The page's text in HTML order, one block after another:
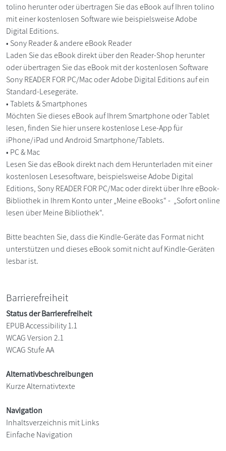
tolino herunter oder übertragen Sie das eBook auf Ihren tolino
mit einer kostenlosen Software wie beispielsweise Adobe
Digital Editions.
• Sony Reader & andere eBook Reader
Laden Sie das eBook direkt über den Reader-Shop herunter
oder übertragen Sie das eBook mit der kostenlosen Software
Sony READER FOR PC/Mac oder Adobe Digital Editions auf ein
Standard-Lesegeräte.
• Tablets & Smartphones
Möchten Sie dieses eBook auf Ihrem Smartphone oder Tablet
lesen, finden Sie hier unsere kostenlose Lese-App für
iPhone/iPad und Android Smartphone/Tablets.
• PC & Mac
Lesen Sie das eBook direkt nach dem Herunterladen mit einer
kostenlosen Lesesoftware, beispielsweise Adobe Digital
Editions, Sony READER FOR PC/Mac oder direkt über Ihre eBook-
Bibliothek in Ihrem Konto unter „Meine eBooks“ - „Sofort online
lesen über Meine Bibliothek“.
Bitte beachten Sie, dass die Kindle-Geräte das Format nicht
unterstützen und dieses eBook somit nicht auf Kindle-Geräten
lesbar ist.
Barrierefreiheit
Status der Barrierefreiheit
EPUB Accessibility 1.1
WCAG Version 2.1
WCAG Stufe AA
Alternativbeschreibungen
Kurze Alternativtexte
Navigation
Inhaltsverzeichnis mit Links
Einfache Navigation